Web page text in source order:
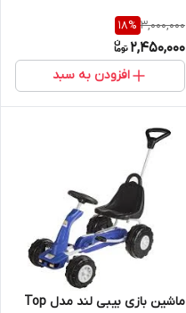
3,000,000
18%
2,450,000
افزودن به سبد
ماشین بازی بیبی لند مدل Top